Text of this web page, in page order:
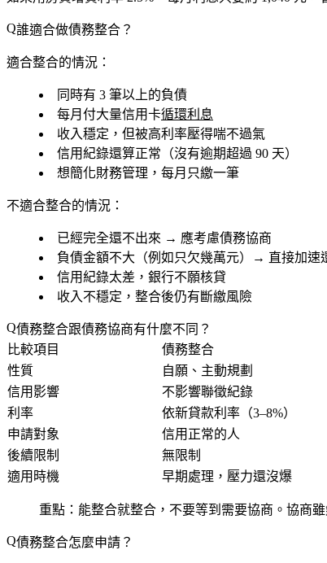
誰適合做債務整合？
適合整合的情況：
同時有 3 筆以上的負債
每月付大量信用卡循環利息
收入穩定，但被高利率壓得喘不過氣
信用紀錄還算正常（沒有逾期超過 90 天）
想簡化財務管理，每月只繳一筆
不適合整合的情況：
已經完全還不出來 → 應考慮債務協商
負債金額不大（例如只欠幾萬元）→ 直接加速
信用紀錄太差，銀行不願核貸
收入不穩定，整合後仍有斷繳風險
債務整合跟債務協商有什麼不同？
比較項目
債務整合
性質
自願、主動規劃
信用影響
不影響聯徵紀錄
利率
依新貸款利率（3–8%）
申請對象
信用正常的人
後續限制
無限制
適用時機
早期處理，壓力還沒爆
重點：能整合就整合，不要等到需要協商。協商
債務整合怎麼申請？